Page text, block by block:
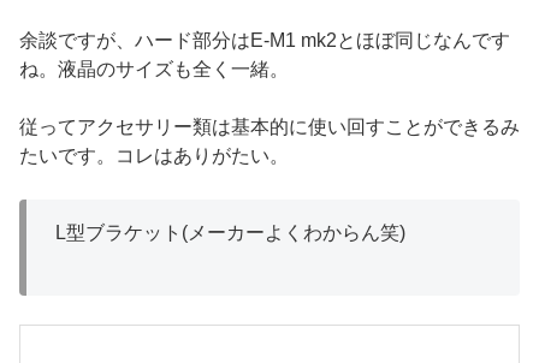
余談ですが、ハード部分はE-M1 mk2とほぼ同じなんです
ね。液晶のサイズも全く一緒。
従ってアクセサリー類は基本的に使い回すことができるみ
たいです。コレはありがたい。
L型ブラケット(メーカーよくわからん笑)